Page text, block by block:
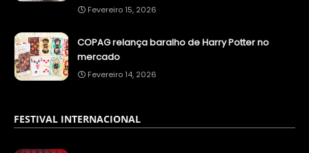
Fevereiro 15, 2026
COPAG relança baralho de Harry Potter no
mercado
Fevereiro 14, 2026
FESTIVAL INTERNACIONAL